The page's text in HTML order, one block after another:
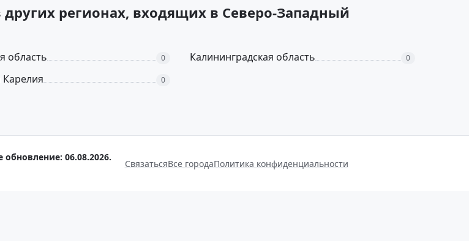
регионах, входящих в Северо-Западный
область 0 Калининградская область 0
Карелия 0
06.08.2026.
СвязатьсяВсе городаПолитика конфиденциальности